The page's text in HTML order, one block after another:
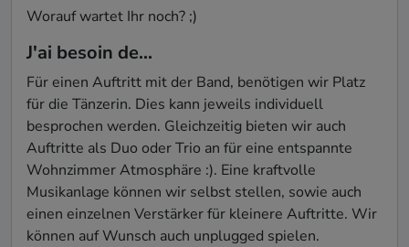
Worauf wartet Ihr noch? ;)
J'ai besoin de...
Für einen Auftritt mit der Band, benötigen wir Platz
für die Tänzerin. Dies kann jeweils individuell
besprochen werden. Gleichzeitig bieten wir auch
Auftritte als Duo oder Trio an für eine entspannte
Wohnzimmer Atmosphäre :). Eine kraftvolle
Musikanlage können wir selbst stellen, sowie auch
einen einzelnen Verstärker für kleinere Auftritte. Wir
können auf Wunsch auch unplugged spielen.